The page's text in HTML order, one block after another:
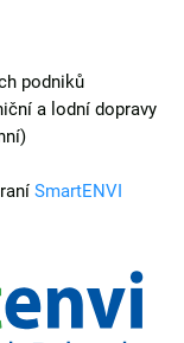
podniků
a lodní dopravy
SmartENVI